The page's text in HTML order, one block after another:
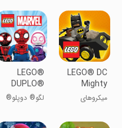
LEGO® DC
Mighty
Micros
میکروهای
لگو
LEGO®
DUPLO®
Marvel
لگو® دوپلو®